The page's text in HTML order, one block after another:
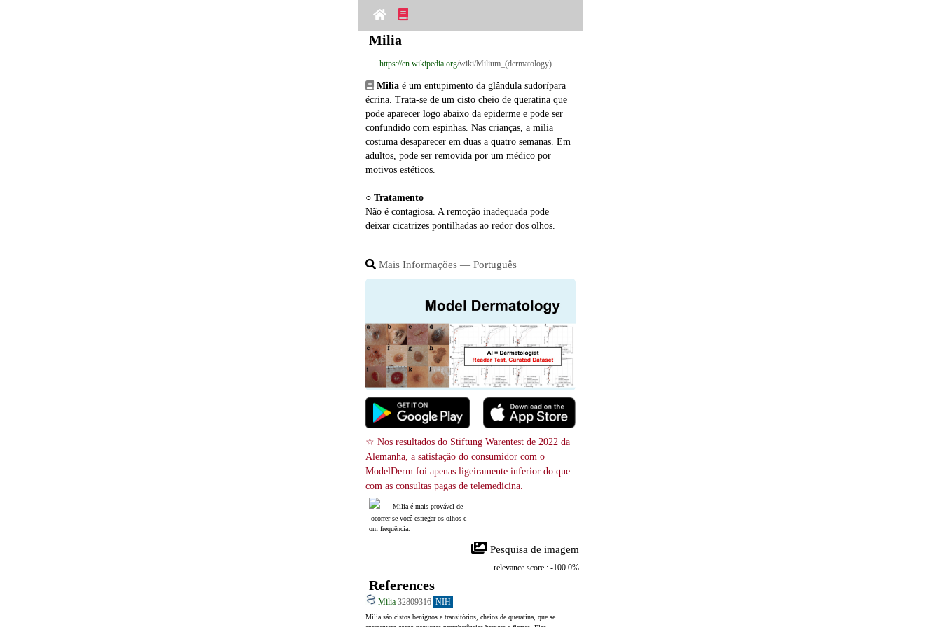
Milia
https://en.wikipedia.org/wiki/Milium_(dermatology)
Milia é um entupimento da glândula sudorípara
écrina. Trata‑se de um cisto cheio de queratina que
pode aparecer logo abaixo da epiderme e pode ser
confundido com espinhas. Nas crianças, a milia
costuma desaparecer em duas a quatro semanas. Em
adultos, pode ser removida por um médico por
motivos estéticos.
○ Tratamento
Não é contagiosa. A remoção inadequada pode
deixar cicatrizes pontilhadas ao redor dos olhos.
Mais Informações ― Português
☆ Nos resultados do Stiftung Warentest de 2022 da
Alemanha, a satisfação do consumidor com o
ModelDerm foi apenas ligeiramente inferior do que
com as consultas pagas de telemedicina.
Milia é mais provável de
ocorrer se você esfregar os olhos c
om frequência.
Pesquisa de imagem
relevance score : -100.0%
References
Milia 32809316 NIH
Milia são cistos benignos e transitórios, cheios de queratina, que se